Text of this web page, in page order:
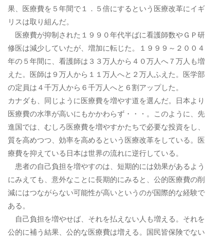
果、医療費を５年間で１．５倍にするという医療改革にイギ
リスは取り組んだ。
医療費が抑制された１９９０年代半ばに看護師数やＧＰ研
修医は減少していたが、増加に転じた。１９９９～２００４
年の５年間に、看護師は３３万人から４０万人へ７万人も増
えた。医師は９万人から１１万人へと２万人ふえた。医学部
の定員は４千万人から６千万人へと６割アップした。
カナダも、同じように医療費を増やす道を選んだ。日本より
医療費の水準が高いにもかかわらず・・・。このように、先
進国では、むしろ医療費を増やすかたちで必要な投資をし、
質を高めつつ、効率を高めるという医療改革をしている。医
療費を抑えている日本は世界の流れに逆行している。
患者の自己負担を増やすのは、短期的には効果があるよう
にみえても、意外なことに長期的にみると、公的医療費の削
減にはつながらない可能性が高いというのが国際的な経験で
ある。
自己負担を増やせば、それを払えない人も増える。それを
公的に補う結果、公的な医療費は増える。国民皆保険でない